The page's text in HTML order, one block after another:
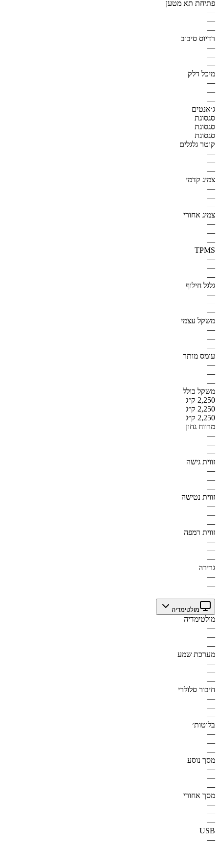
פתיחת תא מטען
—
—
—
רדיוס סיבוב
—
—
—
מיכל דלק
—
—
—
ג׳אנטים
סגסוגת
סגסוגת
סגסוגת
קוטר גלגלים
—
—
—
צמיג קדמי
—
—
—
צמיג אחורי
—
—
—
TPMS
—
—
—
גלגל חילוף
—
—
—
משקל עצמי
—
—
—
עומס מותר
—
—
—
משקל כולל
2,250 ק״ג
2,250 ק״ג
2,250 ק״ג
מרווח גחון
—
—
—
זווית גישה
—
—
—
זווית נטישה
—
—
—
זווית רמפה
—
—
—
גרירה
—
—
—
מולטימדיה
מולטימדיה
—
—
—
מערכת שמע
—
—
—
חיבור סלולרי
—
—
—
בלוטות׳
—
—
—
מסך נוסע
—
—
—
מסך אחורי
—
—
—
USB
—